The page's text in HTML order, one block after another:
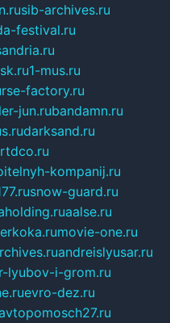
sib-archives.ru
festival.ru
1-mus.ru
factory.ru
jun.rubandamn.ru
darksand.ru
rtdco.ru
kompanij.ru
snow-guard.ru
aalse.ru
movie-one.ru
andreislyusar.ru
lyubov-i-grom.ru
evro-dez.ru
avtopomosch27.ru